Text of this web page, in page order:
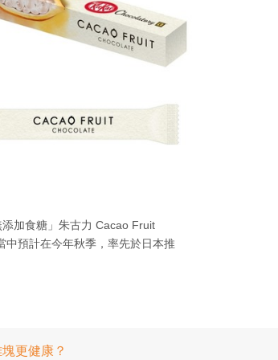
加食糖」朱古力 Cacao Fruit
預計在今年秋季，率先於日本推
更健康？